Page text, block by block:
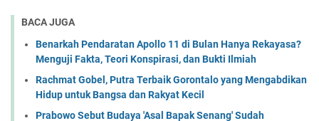
BACA JUGA
Benarkah Pendaratan Apollo 11 di Bulan Hanya Rekayasa?
Menguji Fakta, Teori Konspirasi, dan Bukti Ilmiah
Rachmat Gobel, Putra Terbaik Gorontalo yang Mengabdikan
Hidup untuk Bangsa dan Rakyat Kecil
Prabowo Sebut Budaya 'Asal Bapak Senang' Sudah